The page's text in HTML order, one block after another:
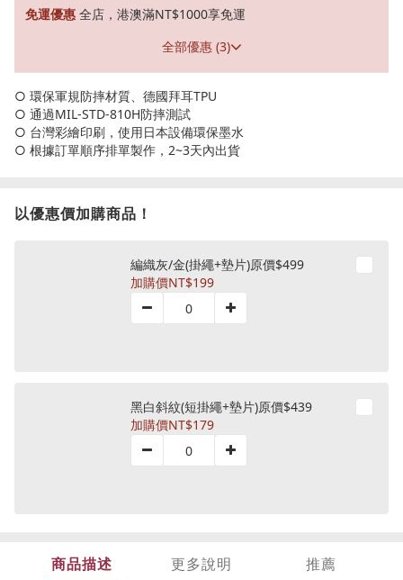
免運優惠 全店，港澳滿NT$1000享免運
全部優惠 (3)
○ 環保軍規防摔材質、德國拜耳TPU
○ 通過MIL-STD-810H防摔測試
○ 台灣彩繪印刷，使用日本設備環保墨水
○ 根據訂單順序排單製作，2~3天內出貨
以優惠價加購商品！
編織灰/金(掛繩+墊片)原價$499
加購價NT$199
黑白斜紋(短掛繩+墊片)原價$439
加購價NT$179
商品描述 更多說明 推薦